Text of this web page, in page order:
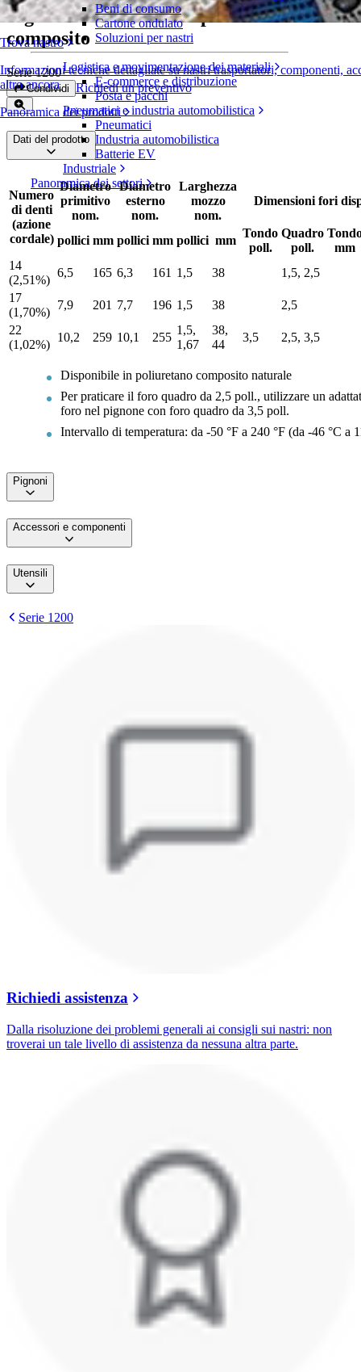
Trova nastro
Informazioni tecniche dettagliate su nastri trasportatori, componenti,
altro ancora
Panoramica dei prodotti
Beni di consumo
Cartone ondulato
Soluzioni per nastri
Logistica e movimentazione dei materiali
E-commerce e distribuzione
Posta e pacchi
Pneumatici e industria automobilistica
Pneumatici
Industria automobilistica
Batterie EV
Industriale
Panoramica dei settori
Pignone in due metà in poliuretano
composito
Serie 1200
Condividi Richiedi un preventivo
Dati del prodotto
Numero
di denti
(azione
cordale)
Diametro
primitivo
nom.
Diametro
esterno
nom.
Larghezza
mozzo
nom.
Dimensioni fori
pollici mm pollici mm pollici mm
Tondo
poll.
Quadro
poll.
mm
14
(2,51%)
6,5 165 6,3 161 1,5 38
1,5, 2,5
17
(1,70%)
7,9 201 7,7 196 1,5 38
2,5
22
(1,02%)
10,2 259 10,1 255
1,5,
1,67
38,
44
3,5 2,5, 3,5
Disponibile in poliuretano composito naturale
Per praticare il foro quadro da 2,5 poll., utilizzare un
foro nel pignone con foro quadro da 3,5 poll.
Intervallo di temperatura: da -50 °F a 240 °F (da -46 °C a
Pignoni
Accessori e componenti
Utensili
Serie 1200
Richiedi assistenza
Dalla risoluzione dei problemi generali ai consigli sui nastri: non
troverai un tale livello di assistenza da nessuna altra parte.